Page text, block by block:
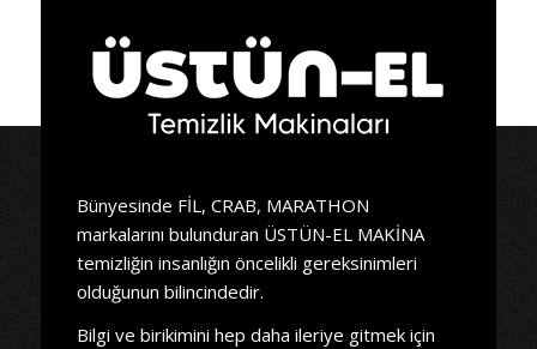
Bünyesinde FİL, CRAB, MARATHON
markalarını bulunduran ÜSTÜN-EL MAKİNA
temizliğin insanlığın öncelikli gereksinimleri
olduğunun bilincindedir.
Bilgi ve birikimini hep daha ileriye gitmek için